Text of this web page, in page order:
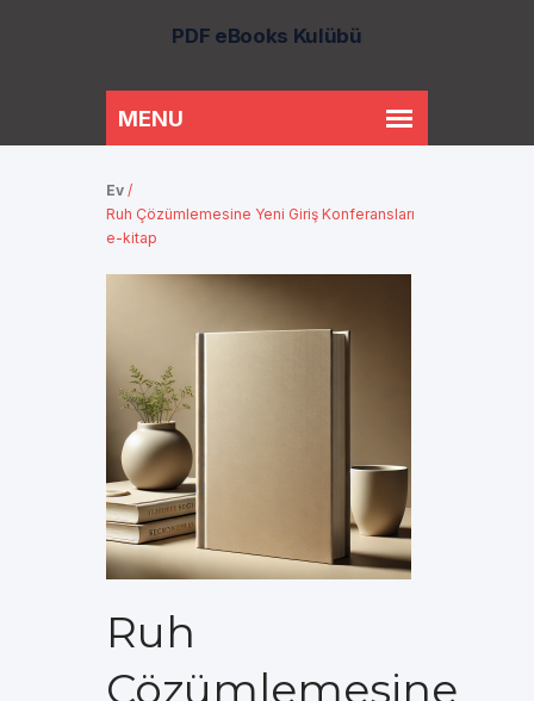
PDF eBooks Kulübü
Ev /
Ruh Çözümlemesine Yeni Giriş Konferansları
e-kitap
Ruh
Çözümlemesine